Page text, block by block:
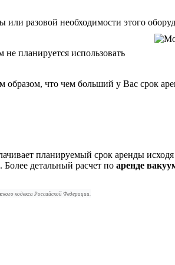
разовой необходимости этого
планируется использовать
образом, что чем больший у Вас срок
планируемый срок аренды
Более детальный расчет по аренде
кодекса Российской Федерации.